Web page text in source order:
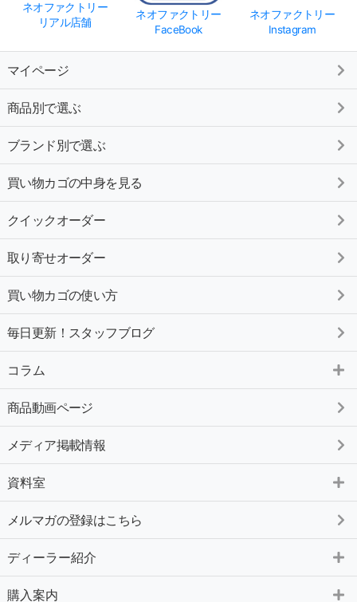
ネオファクトリー
リアル店舗
ネオファクトリー
FaceBook
ネオファクトリー
Instagram
マイページ
商品別で選ぶ
ブランド別で選ぶ
買い物カゴの中身を見る
クイックオーダー
取り寄せオーダー
買い物カゴの使い方
毎日更新！スタッフブログ
コラム
商品動画ページ
メディア掲載情報
資料室
メルマガの登録はこちら
ディーラー紹介
購入案内